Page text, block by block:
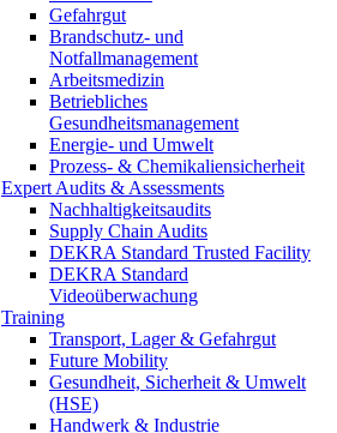
Gefahrgut
Brandschutz- und
Notfallmanagement
Arbeitsmedizin
Betriebliches
Gesundheitsmanagement
Energie- und Umwelt
Prozess- & Chemikaliensicherheit
Expert Audits & Assessments
Nachhaltigkeitsaudits
Supply Chain Audits
DEKRA Standard Trusted Facility
DEKRA Standard
Videoüberwachung
Training
Transport, Lager & Gefahrgut
Future Mobility
Gesundheit, Sicherheit & Umwelt
(HSE)
Handwerk & Industrie